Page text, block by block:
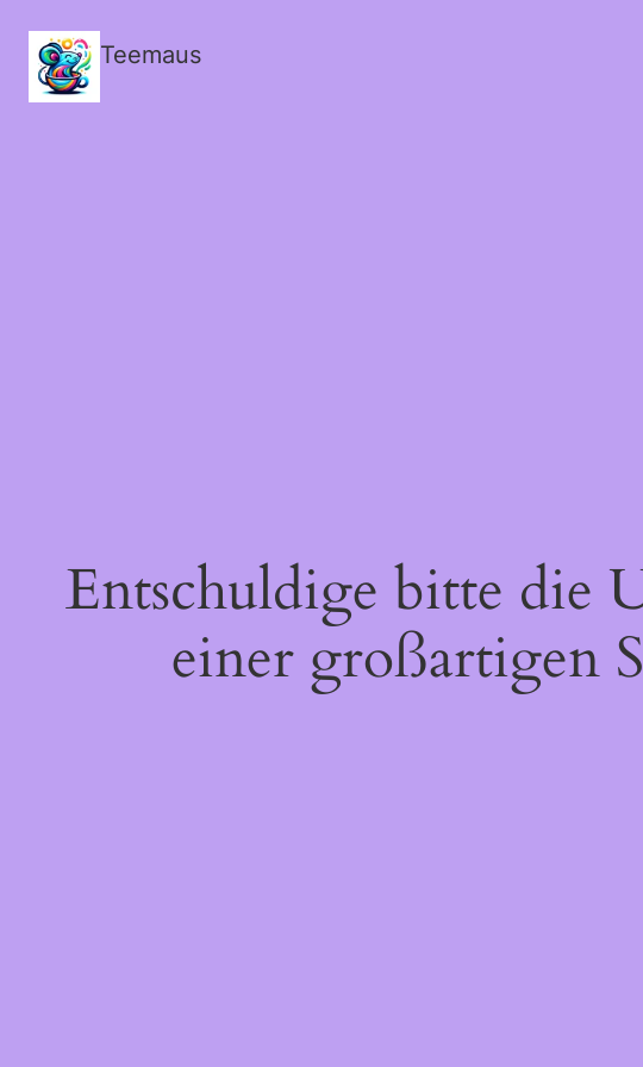
Teemaus
Entschuldige bitte die
einer großartigen